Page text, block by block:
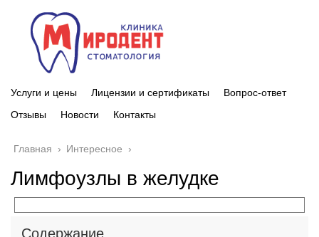
Услуги и цены Лицензии и сертификаты
Вопрос-ответ
Отзывы
Новости Контакты
Главная › Интересное ›
Лимфоузлы в желудке
Содержание